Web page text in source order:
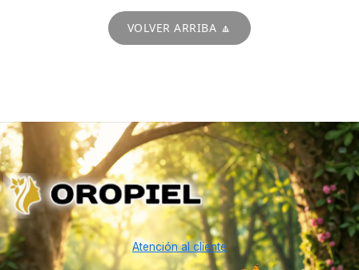
VOLVER ARRIBA 🔼
Atención al cliente